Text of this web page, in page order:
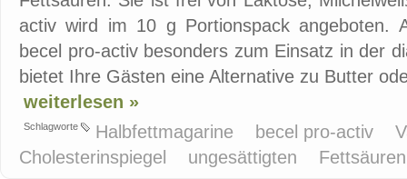
activ wird im 10 g Portionspack angeboten.
becel pro-activ besonders zum Einsatz in der
bietet Ihre Gästen eine Alternative zu Butter
weiterlesen »
Schlagworte Halbfettmagarine becel pro-activ
Cholesterinspiegel
ungesättigten